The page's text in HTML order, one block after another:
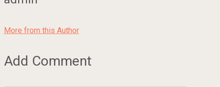
More from this Author
Add Comment